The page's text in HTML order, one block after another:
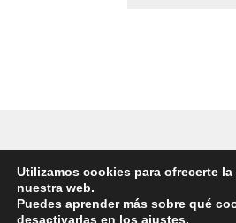
© Eikasía 2026 -Política de
Utilizamos cookies para ofrecerte
nuestra web.
Puedes aprender más sobre qué
desactivarlas en los ajustes.